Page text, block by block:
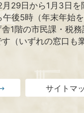
29日から1月3日を
後5時（年末年始を
1階の市民課・税務
（いずれの窓口も
サイトマ